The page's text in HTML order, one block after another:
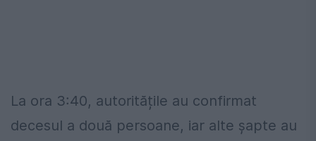
La ora 3:40, autoritățile au confirmat
decesul a două persoane, iar alte șapte au